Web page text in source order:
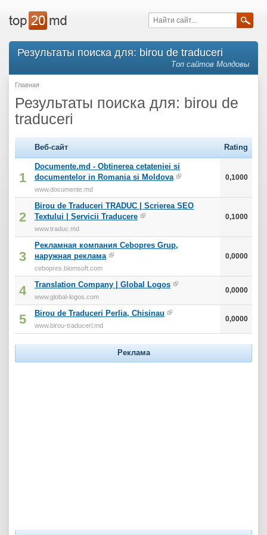
Результаты поиска для: birou de traduceri
Топ сайтов Молдовы
Главная
Результаты поиска для: birou de
traduceri
Веб-сайт Rating
1
Documente.md - Obtinerea cetateniei si
documentelor in Romania si Moldova
www.documente.md
0,1000
2
Birou de Traduceri TRADUC | Scrierea SEO
Textului | Servicii Traducere
www.traduc.md
0,1000
3
Рекламная компания Cebopres Grup,
наружная реклама
cebopres.biomsoft.com
0,0000
4 Translation Company | Global Logos
www.global-logos.com
0,0000
5 Birou de Traduceri Perlia, Chisinau
www.birou-traduceri.md
0,0000
Реклама